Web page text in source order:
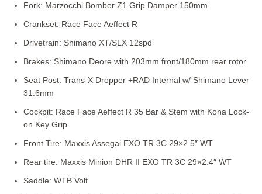
Fork: Marzocchi Bomber Z1 Grip Damper 150mm
Crankset: Race Face Aeffect R
Drivetrain: Shimano XT/SLX 12spd
Brakes: Shimano Deore with 203mm front/180mm rear rotor
Seat Post: Trans-X Dropper +RAD Internal w/ Shimano Lever
31.6mm
Cockpit: Race Face Aeffect R 35 Bar & Stem with Kona Lock-
on Key Grip
Front Tire: Maxxis Assegai EXO TR 3C 29×2.5″ WT
Rear tire: Maxxis Minion DHR II EXO TR 3C 29×2.4″ WT
Saddle: WTB Volt